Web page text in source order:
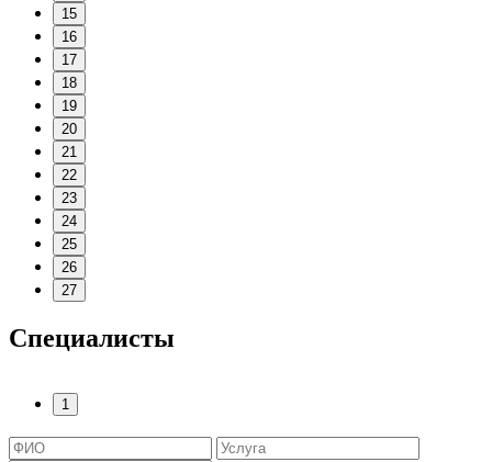
15
16
17
18
19
20
21
22
23
24
25
26
27
Специалисты
1